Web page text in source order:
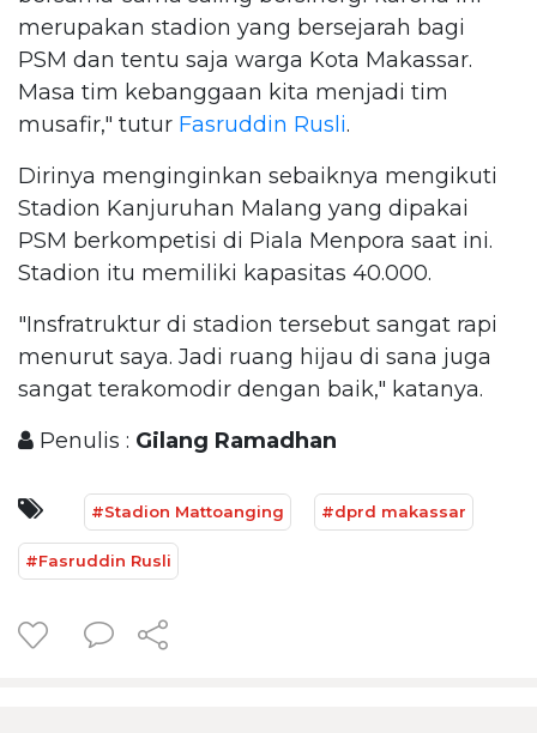
merupakan stadion yang bersejarah bagi
PSM dan tentu saja warga Kota Makassar.
Masa tim kebanggaan kita menjadi tim
musafir," tutur Fasruddin Rusli.
Dirinya menginginkan sebaiknya mengikuti
Stadion Kanjuruhan Malang yang dipakai
PSM berkompetisi di Piala Menpora saat ini.
Stadion itu memiliki kapasitas 40.000.
"Insfratruktur di stadion tersebut sangat rapi
menurut saya. Jadi ruang hijau di sana juga
sangat terakomodir dengan baik," katanya.
Penulis : Gilang Ramadhan
#Stadion Mattoanging #dprd makassar
#Fasruddin Rusli